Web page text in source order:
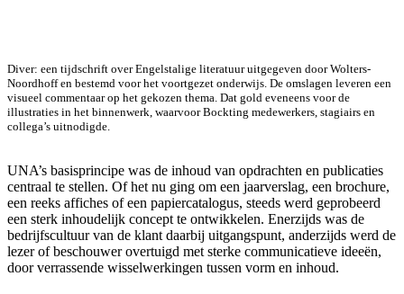
Diver: een tijdschrift over Engelstalige literatuur uitgegeven door Wolters-
Noordhoff en bestemd voor het voortgezet onderwijs. De omslagen leveren een
visueel commentaar op het gekozen thema. Dat gold eveneens voor de
illustraties in het binnenwerk, waarvoor Bockting medewerkers, stagiairs en
collega’s uitnodigde.
UNA’s basisprincipe was de inhoud van opdrachten en publicaties
centraal te stellen. Of het nu ging om een jaarverslag, een brochure,
een reeks affiches of een papiercatalogus, steeds werd geprobeerd
een sterk inhoudelijk concept te ontwikkelen. Enerzijds was de
bedrijfscultuur van de klant daarbij uitgangspunt, anderzijds werd de
lezer of beschouwer overtuigd met sterke communicatieve ideeën,
door verrassende wisselwerkingen tussen vorm en inhoud.